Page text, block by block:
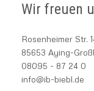
Wir freuen
Rosenheimer Str.
85653 Aying-
08095 - 87 24 0
info@ib-biebl.de